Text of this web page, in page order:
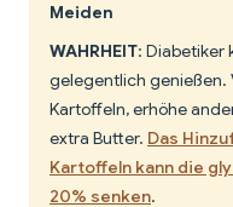
Meiden
WAHRHEIT: Diabetiker
gelegentlich genießen.
Kartoffeln, erhöhe
extra Butter. Das
Kartoffeln kann die
20% senken.